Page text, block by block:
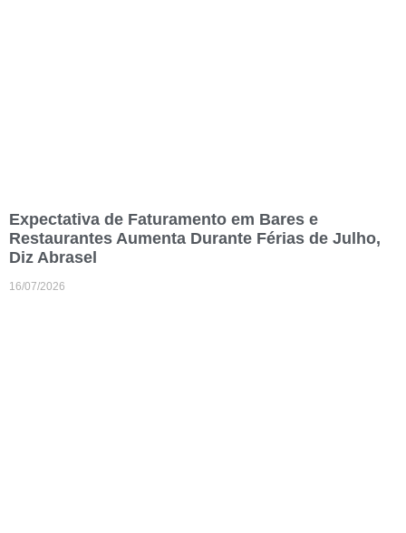
Expectativa de Faturamento em Bares e
Restaurantes Aumenta Durante Férias de Julho,
Diz Abrasel
16/07/2026